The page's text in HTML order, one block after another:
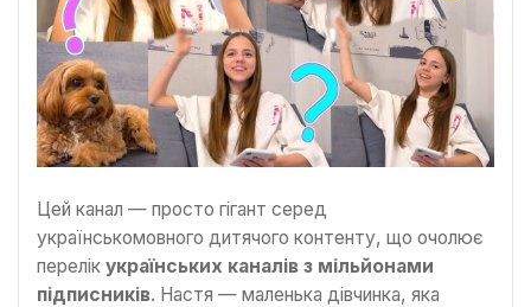
Цей канал — просто гігант серед
українськомовного дитячого контенту, що очолює
перелік українських каналів з мільйонами
підписників. Настя — маленька дівчинка, яка